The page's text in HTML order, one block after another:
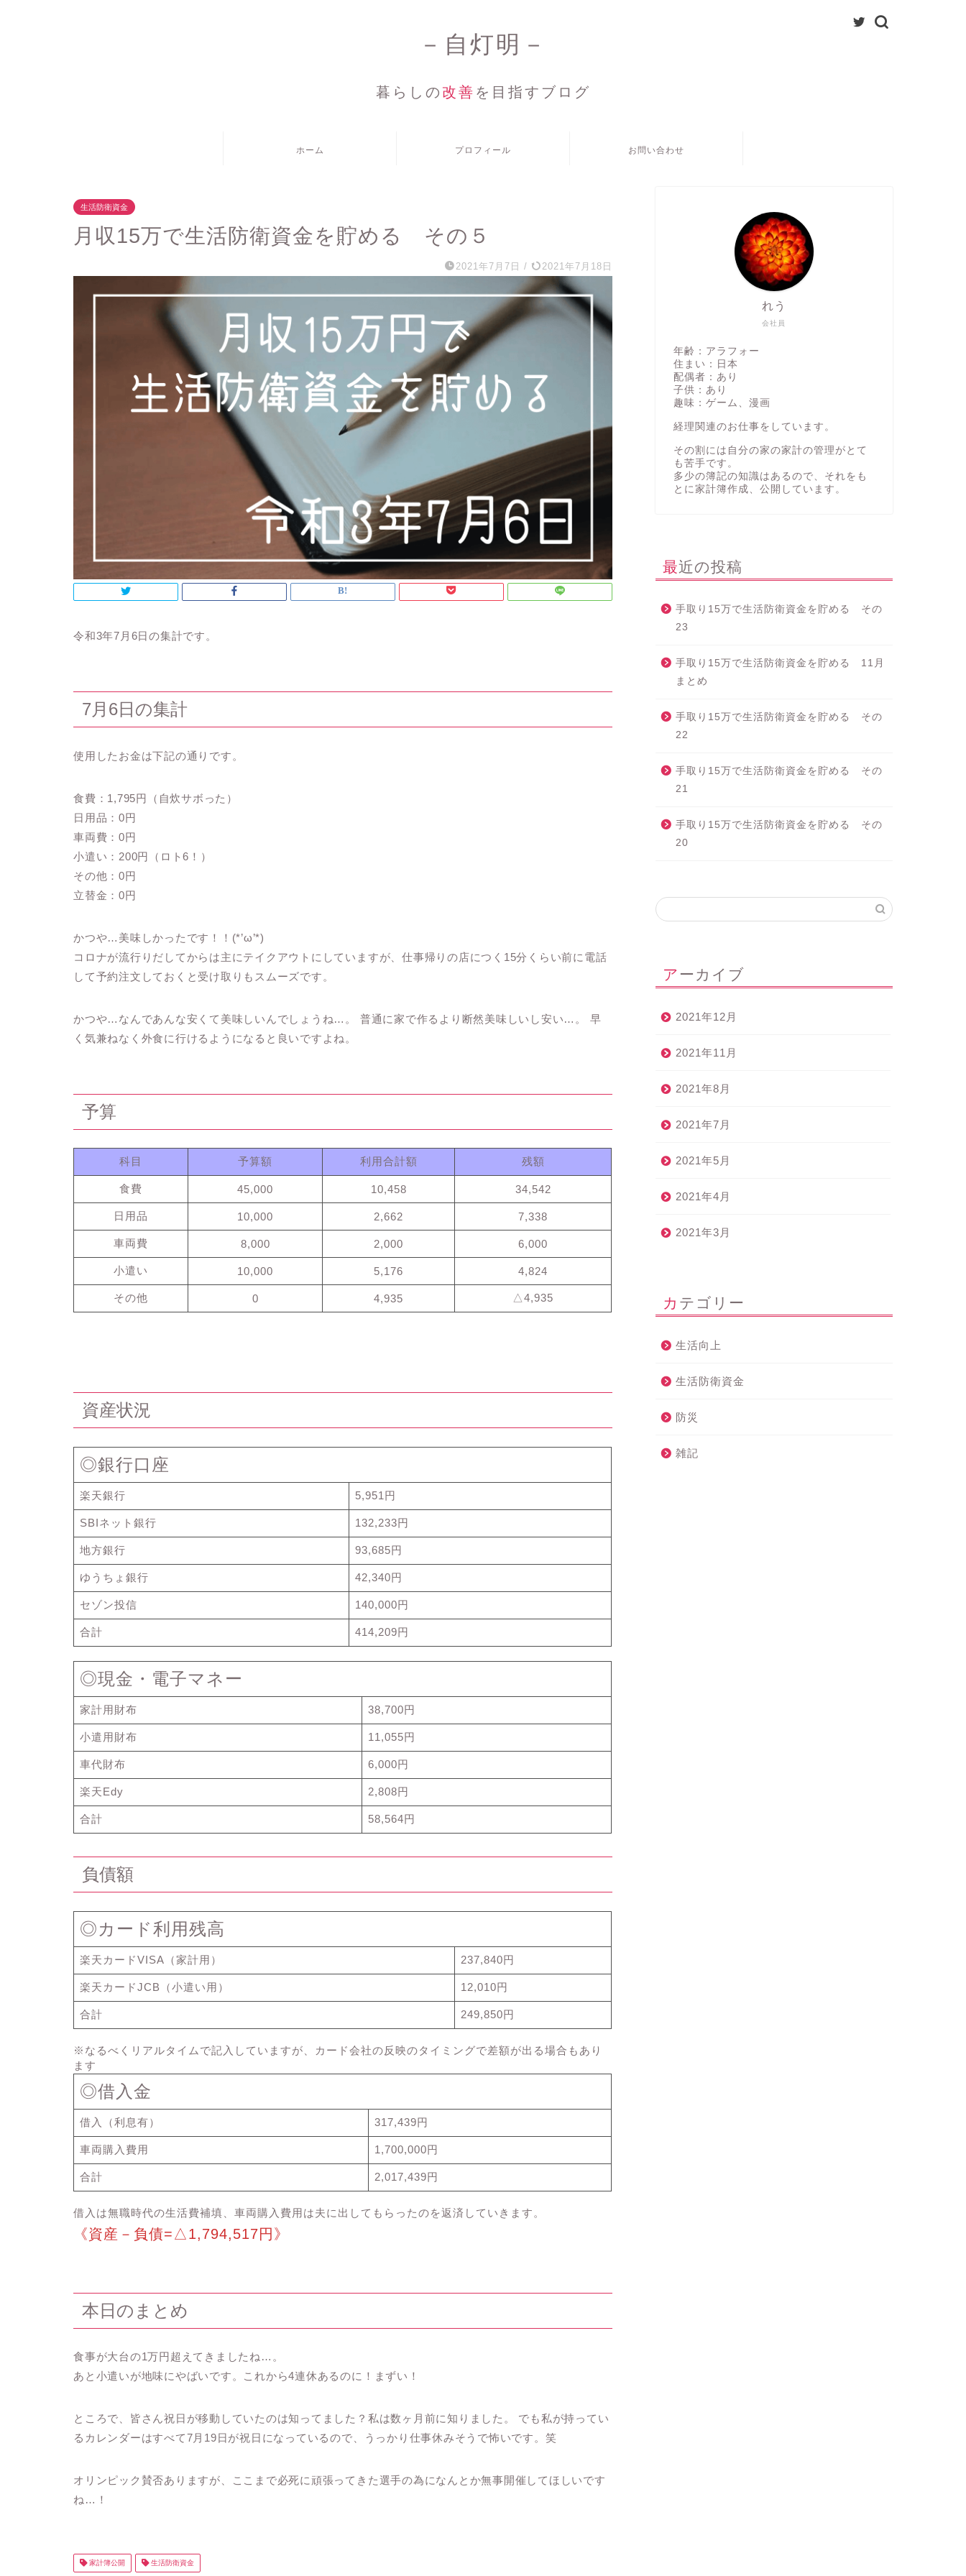
－自灯明－
暮らしの 改善 を目指すブログ
ホーム プロフィール お問い合わせ
生活防衛資金
月収15万で生活防衛資金を貯める その５
2021年7月7日 / 2021年7月18日
令和3年7月6日の集計です。
7月6日の集計
使用したお金は下記の通りです。
食費：1,795円（自炊サボった）
日用品：0円
車両費：0円
小遣い：200円（ロト6！）
その他：0円
立替金：0円
かつや…美味しかったです！！(*’ω’*)
コロナが流行りだしてからは主にテイクアウトにしていますが、仕事帰りの店につく15分くらい前に電話
して予約注文しておくと受け取りもスムーズです。
かつや…なんであんな安くて美味しいんでしょうね…。 普通に家で作るより断然美味しいし安い…。 早
く気兼ねなく外食に行けるようになると良いですよね。
予算
科目 予算額 利用合計額 残額
食費 45,000 10,458 34,542
日用品 10,000 2,662 7,338
車両費 8,000 2,000 6,000
小遣い 10,000 5,176 4,824
その他 0 4,935 △4,935
資産状況
◎銀行口座
楽天銀行 5,951円
SBIネット銀行 132,233円
地方銀行 93,685円
ゆうちょ銀行 42,340円
セゾン投信 140,000円
合計 414,209円
◎現金・電子マネー
家計用財布 38,700円
小遣用財布 11,055円
車代財布 6,000円
楽天Edy 2,808円
合計 58,564円
負債額
◎カード利用残高
楽天カードVISA（家計用） 237,840円
楽天カードJCB（小遣い用） 12,010円
合計 249,850円
※なるべくリアルタイムで記入していますが、カード会社の反映のタイミングで差額が出る場合もあり
ます
◎借入金
借入（利息有） 317,439円
車両購入費用 1,700,000円
合計 2,017,439円
借入は無職時代の生活費補填、車両購入費用は夫に出してもらったのを返済していきます。
《資産－負債=△1,794,517円》
本日のまとめ
食事が大台の1万円超えてきましたね…。
あと小遣いが地味にやばいです。これから4連休あるのに！まずい！
ところで、皆さん祝日が移動していたのは知ってました？私は数ヶ月前に知りました。 でも私が持ってい
るカレンダーはすべて7月19日が祝日になっているので、うっかり仕事休みそうで怖いです。笑
オリンピック賛否ありますが、ここまで必死に頑張ってきた選手の為になんとか無事開催してほしいです
ね…！
家計簿公開 生活防衛資金
会社員
れう
年齢：アラフォー
住まい：日本
配偶者：あり
子供：あり
趣味：ゲーム、漫画
経理関連のお仕事をしています。
その割には自分の家の家計の管理がとて
も苦手です。
多少の簿記の知識はあるので、それをも
とに家計簿作成、公開しています。
最近の投稿
手取り15万で生活防衛資金を貯める その
23
手取り15万で生活防衛資金を貯める 11月
まとめ
手取り15万で生活防衛資金を貯める その
22
手取り15万で生活防衛資金を貯める その
21
手取り15万で生活防衛資金を貯める その
20
アーカイブ
2021年12月
2021年11月
2021年8月
2021年7月
2021年5月
2021年4月
2021年3月
カテゴリー
生活向上
生活防衛資金
防災
雑記